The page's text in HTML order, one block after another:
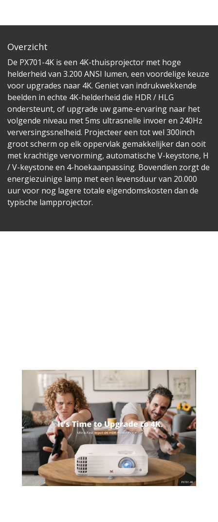
Overzicht
De PX701-4K is een 4K-thuisprojector met hoge
helderheid van 3.200 ANSI lumen, een voordelige keuze
voor upgrades naar 4K. Geniet van indrukwekkende
beelden in echte 4K-helderheid die HDR / HLG
ondersteunt, of upgrade uw game-ervaring naar het
volgende niveau met 5ms ultrasnelle invoer en 240Hz
verversingssnelheid. Projecteer een tot wel 300inch
groot scherm op elk oppervlak gemakkelijker dan ooit
met krachtige vervorming, automatische V-keystone, H
/ V-keystone en 4-hoekaanpassing. Bovendien zorgt de
energiezuinige lamp met een levensduur van 20.000
uur voor nog lagere totale eigendomskosten dan de
typische lampprojector.